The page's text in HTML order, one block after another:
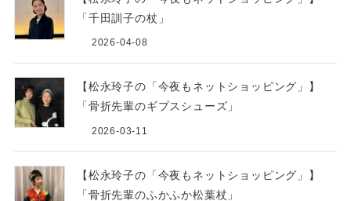
「千田訓子の杖」
2026-04-08
【松永玲子の「今夜もネットショッピング」】
「骨折先輩のギプスシューズ」
2026-03-11
【松永玲子の「今夜もネットショッピング」】
「骨折先輩のふかふか松葉杖」